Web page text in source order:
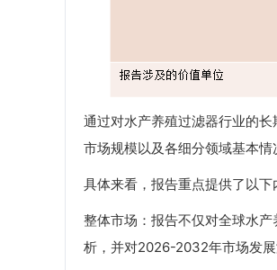
通过对水产养殖过滤器行业的
市场规模以及各细分领域基本
具体来看，报告重点提供了以下
整体市场：报告不仅对全球水
析，并对2026-2032年市场发展